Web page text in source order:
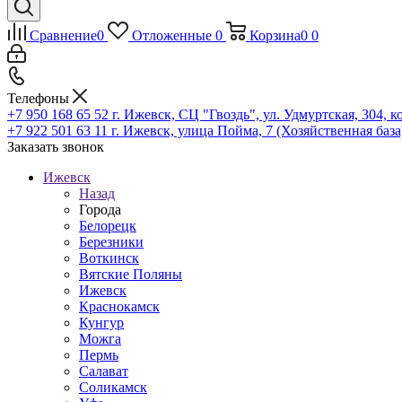
Сравнение0 Отложенные 0 Корзина0 0
Телефоны
+7 950 168 65 52 г. Ижевск, СЦ "Гвоздь", ул. Удмуртская, 304,
+7 922 501 63 11 г. Ижевск, улица Пойма, 7 (Хозяйственная
Заказать звонок
Ижевск
Назад
Города
Белорецк
Березники
Воткинск
Вятские Поляны
Ижевск
Краснокамск
Кунгур
Можга
Пермь
Салават
Соликамск